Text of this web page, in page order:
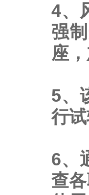
4、
强
座
5、
行
6、
查